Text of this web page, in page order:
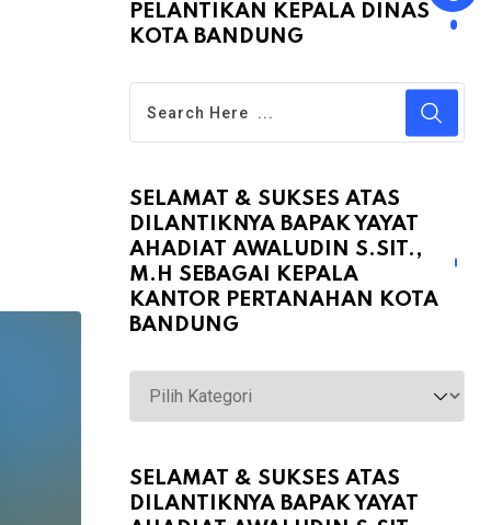
PELANTIKAN KEPALA DINAS
KOTA BANDUNG
SELAMAT & SUKSES ATAS
DILANTIKNYA BAPAK YAYAT
AHADIAT AWALUDIN S.SIT.,
M.H SEBAGAI KEPALA
KANTOR PERTANAHAN KOTA
BANDUNG
Selamat
&
atas
Dilantiknya
SELAMAT & SUKSES ATAS
DILANTIKNYA BAPAK YAYAT